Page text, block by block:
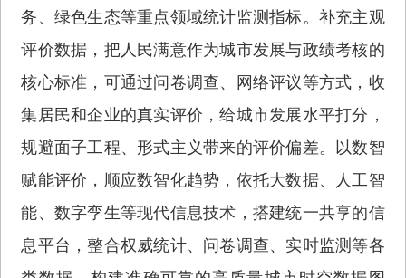
务、绿色生态等重点领域统计监测指标。补充主观
评价数据，把人民满意作为城市发展与政绩考核的
核心标准，可通过问卷调查、网络评议等方式，收
集居民和企业的真实评价，给城市发展水平打分，
规避面子工程、形式主义带来的评价偏差。以数智
赋能评价，顺应数智化趋势，依托大数据、人工智
能、数字孪生等现代信息技术，搭建统一共享的信
息平台，整合权威统计、问卷调查、实时监测等各